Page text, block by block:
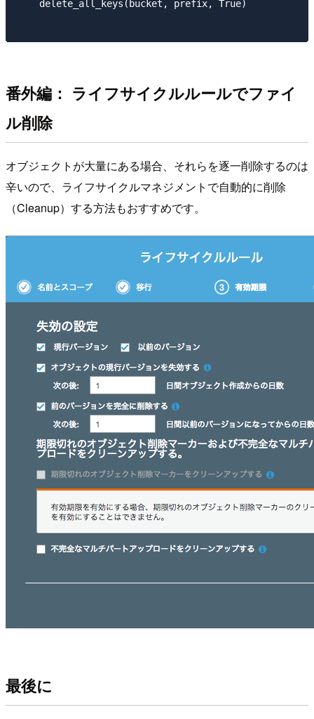
    delete_all_keys(bucket, prefix, True)
番外編： ライフサイクルルールでファイ
ル削除
オブジェクトが大量にある場合、それらを逐一削除するのは
辛いので、ライフサイクルマネジメントで自動的に削除
（Cleanup）する方法もおすすめです。
最後に